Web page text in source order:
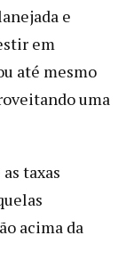
e
em
até mesmo
uma
taxas
acima da